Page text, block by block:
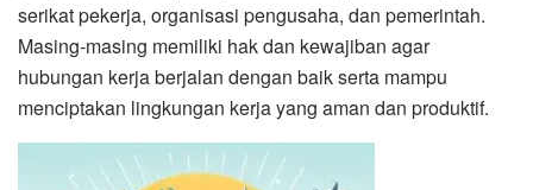
serikat pekerja, organisasi pengusaha, dan pemerintah.
Masing-masing memiliki hak dan kewajiban agar
hubungan kerja berjalan dengan baik serta mampu
menciptakan lingkungan kerja yang aman dan produktif.